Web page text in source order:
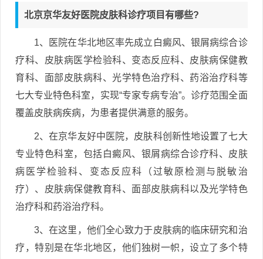
北京京华友好医院皮肤科诊疗项目有哪些?
1、医院在华北地区率先成立白癜风、银屑病综合诊
疗科、皮肤病医学检验科、变态反应科、皮肤病保健教
育科、面部皮肤病科、光学特色治疗科、药浴治疗科等
七大专业特色科室，实现“专家专病专治”。诊疗范围全面
覆盖皮肤病疾病，为患者提供满意的服务。
2、在京华友好中医院，皮肤科创新性地设置了七大
专业特色科室，包括白癜风、银屑病综合诊疗科、皮肤
病医学检验科、变态反应科（过敏原检测与脱敏治
疗）、皮肤病保健教育科、面部皮肤病科以及光学特色
治疗科和药浴治疗科。
3、在这里，他们全心致力于皮肤病的临床研究和治
疗，特别是在华北地区，他们独树一帜，设立了多个特